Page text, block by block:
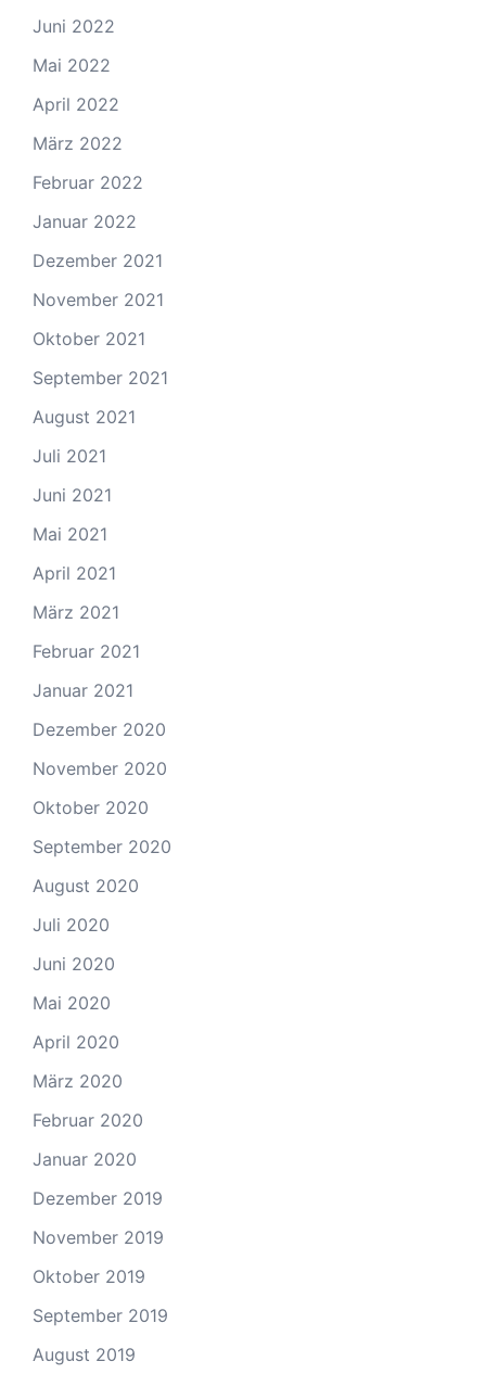
Juni 2022
Mai 2022
April 2022
März 2022
Februar 2022
Januar 2022
Dezember 2021
November 2021
Oktober 2021
September 2021
August 2021
Juli 2021
Juni 2021
Mai 2021
April 2021
März 2021
Februar 2021
Januar 2021
Dezember 2020
November 2020
Oktober 2020
September 2020
August 2020
Juli 2020
Juni 2020
Mai 2020
April 2020
März 2020
Februar 2020
Januar 2020
Dezember 2019
November 2019
Oktober 2019
September 2019
August 2019